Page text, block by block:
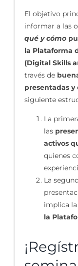
El objetivo
informar a las
qué y cómo
la Plataforma
(Digital Skills
través de
presentadas y
siguiente
La
las
activos
quienes
La
implica la
la